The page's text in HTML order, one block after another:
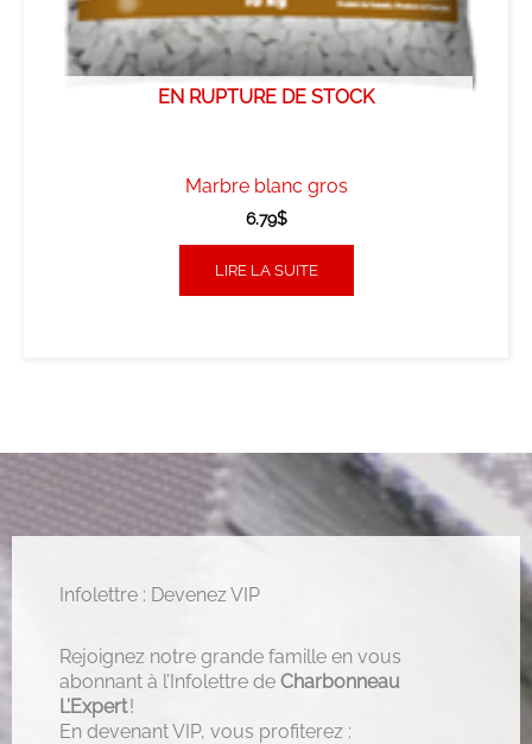
EN RUPTURE DE STOCK
Marbre blanc gros
6.79$
LIRE LA SUITE
Infolettre : Devenez VIP
Rejoignez notre grande famille en vous
abonnant à l’Infolettre de Charbonneau
L’Expert!
En devenant VIP, vous profiterez :